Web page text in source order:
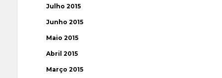
Julho 2015
Junho 2015
Maio 2015
Abril 2015
Março 2015